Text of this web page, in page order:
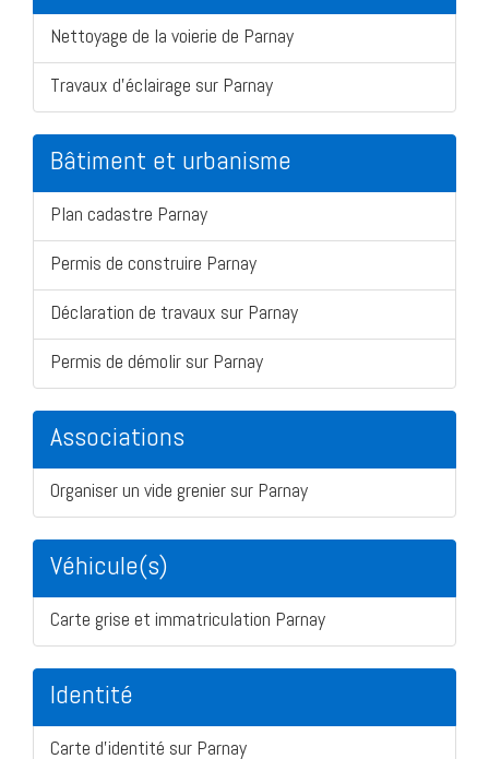
Nettoyage de la voierie de Parnay
Travaux d'éclairage sur Parnay
Bâtiment et urbanisme
Plan cadastre Parnay
Permis de construire Parnay
Déclaration de travaux sur Parnay
Permis de démolir sur Parnay
Associations
Organiser un vide grenier sur Parnay
Véhicule(s)
Carte grise et immatriculation Parnay
Identité
Carte d'identité sur Parnay